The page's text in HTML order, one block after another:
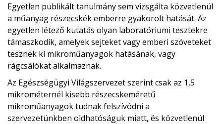
Egyetlen publikált tanulmány sem vizsgálta közvetlenül
a műanyag részecskék emberre gyakorolt ​​hatását. Az
egyetlen létező kutatás olyan laboratóriumi tesztekre
támaszkodik, amelyek sejteket vagy emberi szöveteket
tesznek ki mikroműanyagok hatásának, vagy
rágcsálókat alkalmaznak.
Az Egészségügyi Világszervezet szerint csak az 1,5
mikrométernél kisebb részecskeméretű
mikroműanyagok tudnak felszívódni a
szervezetünkben oldhatóságuk miatt, és közvetlenül